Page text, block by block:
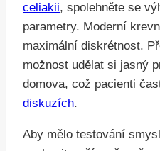
celiakii, spolehněte se
parametry. Moderní
maximální diskrétnost.
možnost udělat si jasný
domova, což pacienti
diskuzích.
Aby mělo testování